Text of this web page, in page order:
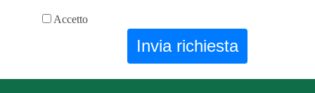
Accetto